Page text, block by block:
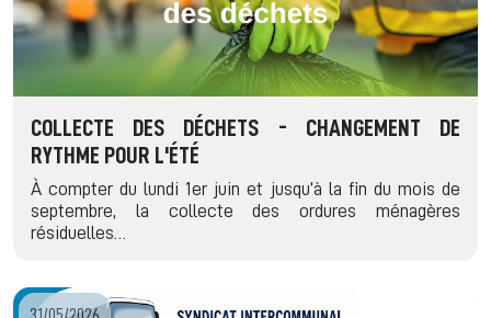
COLLECTE DES DÉCHETS - CHANGEMENT DE
RYTHME POUR L'ÉTÉ
À compter du lundi 1er juin et jusqu’à la fin du mois de
septembre, la collecte des ordures ménagères
résiduelles…